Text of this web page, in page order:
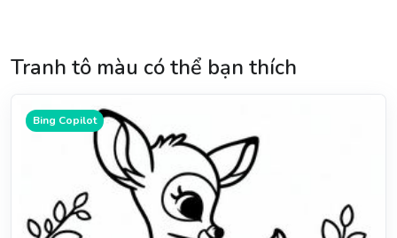
Tranh tô màu có thể bạn thích
Bing Copilot